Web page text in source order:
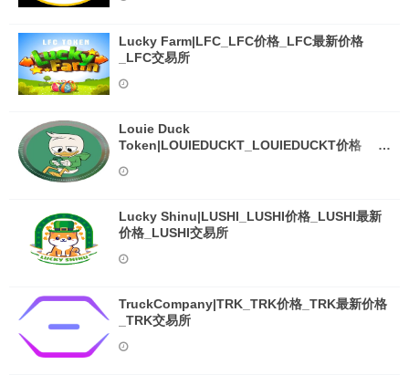
Lucky Farm|LFC_LFC价格_LFC最新价格
_LFC交易所
Louie Duck
Token|LOUIEDUCKT_LOUIEDUCKT价格
Lucky Shinu|LUSHI_LUSHI价格_LUSHI最新
价格_LUSHI交易所
TruckCompany|TRK_TRK价格_TRK最新价格
_TRK交易所